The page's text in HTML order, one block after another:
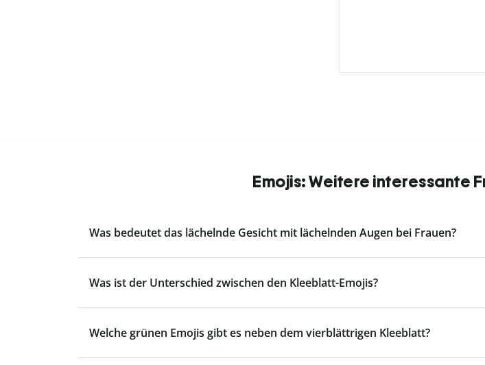
Emojis: Weitere interessante
Was bedeutet das lächelnde Gesicht mit lächelnden Augen bei Frauen?
Was ist der Unterschied zwischen den Kleeblatt-Emojis?
Welche grünen Emojis gibt es neben dem vierblättrigen Kleeblatt?